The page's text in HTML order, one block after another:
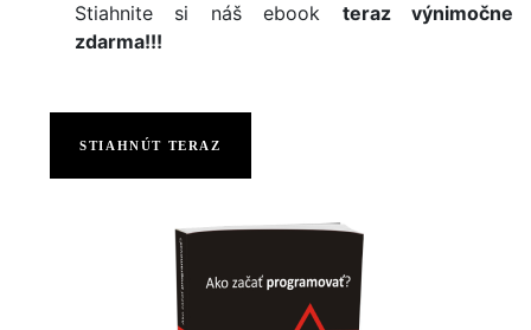
Stiahnite si náš ebook teraz výnimočne
zdarma!!!
STIAHNÚT TERAZ